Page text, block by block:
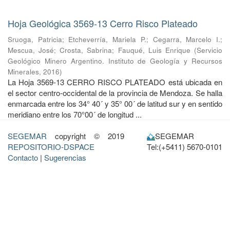
Hoja Geológica 3569-13 Cerro Risco Plateado
Sruoga, Patricia; Etcheverría, Mariela P.; Cegarra, Marcelo I.;
Mescua, José;Crosta, Sabrina; Fauqué, Luis Enrique (Servicio
Geológico Minero Argentino. Instituto de Geología y Recursos
Minerales, 2016)
La Hoja 3569-13 CERRO RISCO PLATEADO está ubicada en
el sector centro-occidental de la provincia de Mendoza. Se halla
enmarcada entre los 34° 40´ y 35° 00´ de latitud sur y en sentido
meridiano entre los 70°00´ de longitud ...
SEGEMAR copyright © 2019
REPOSITORIO-DSPACE
Contacto | Sugerencias
SEGEMAR
Tel:(+5411) 5670-0101